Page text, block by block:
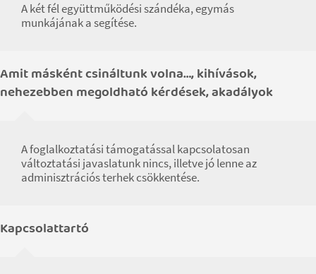
A két fél együttműködési szándéka, egymás
munkájának a segítése.
Amit másként csináltunk volna…, kihívások,
nehezebben megoldható kérdések, akadályok
A foglalkoztatási támogatással kapcsolatosan
változtatási javaslatunk nincs, illetve jó lenne az
adminisztrációs terhek csökkentése.
Kapcsolattartó